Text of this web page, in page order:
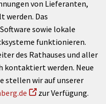
von Lieferanten,
werden. Das
sowie lokale
funktionieren.
des Rathauses und aller
kontaktiert werden. Neue
stellen wir auf unserer
zur Verfügung.